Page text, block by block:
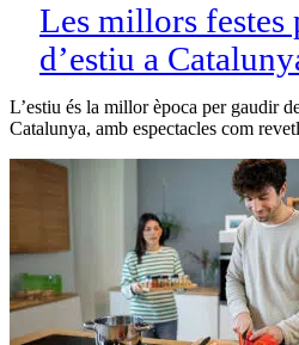
Les millors festes
d’estiu a
L’estiu és la millor època per gaudir
Catalunya, amb espectacles com